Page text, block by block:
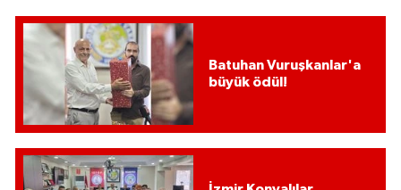
Batuhan Vuruşkanlar'a
büyük ödül!